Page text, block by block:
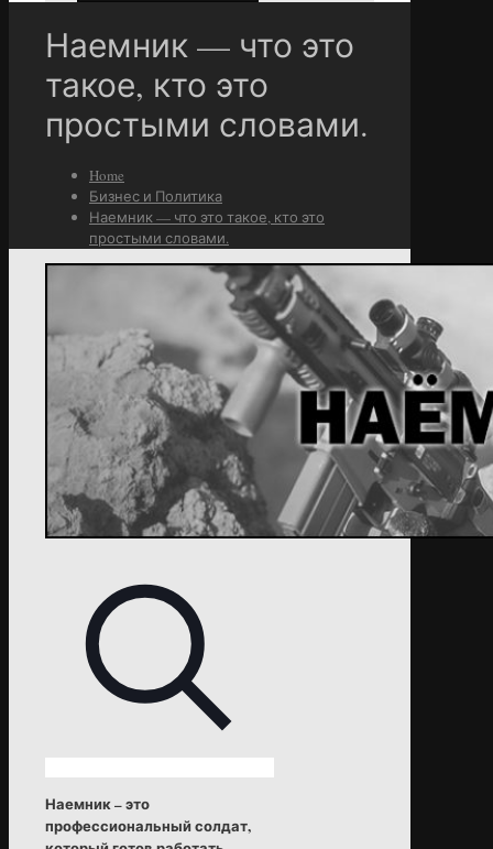
Наемник — что это
такое, кто это
простыми словами.
Home
Бизнес и Политика
Наемник — что это такое, кто это
простыми словами.
Наемник – это
профессиональный солдат,